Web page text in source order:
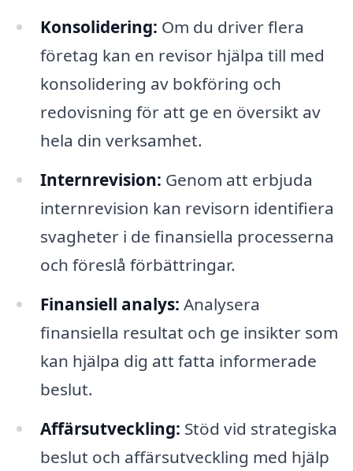
Konsolidering: Om du driver flera
företag kan en revisor hjälpa till med
konsolidering av bokföring och
redovisning för att ge en översikt av
hela din verksamhet.
Internrevision: Genom att erbjuda
internrevision kan revisorn identifiera
svagheter i de finansiella processerna
och föreslå förbättringar.
Finansiell analys: Analysera
finansiella resultat och ge insikter som
kan hjälpa dig att fatta informerade
beslut.
Affärsutveckling: Stöd vid strategiska
beslut och affärsutveckling med hjälp